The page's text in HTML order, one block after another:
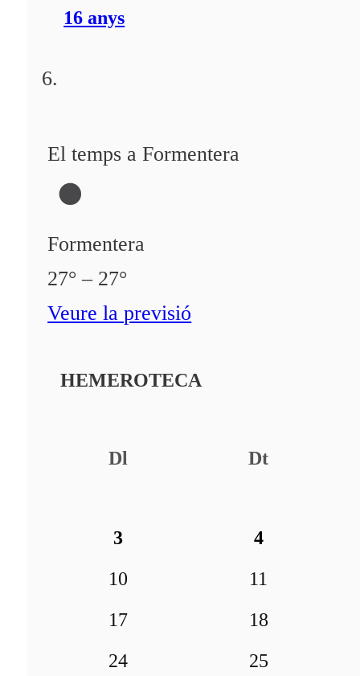
16 anys
El temps a Formentera
Formentera
27° – 27°
Veure la previsió
HEMEROTECA
Dl Dt
3
4
10
11
17
18
24
25